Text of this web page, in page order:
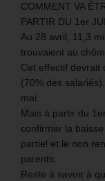
COMMENT VA
PARTIR DU 1er
Au 28 avril, 11,3
trouvaient au
Cet effectif devrait
(70% des
mai.
Mais à partir du
confirmer la
partiel et le non
parents.
Reste à savoir à